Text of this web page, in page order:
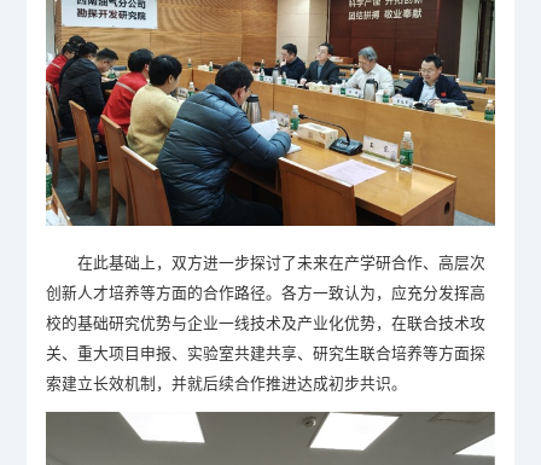
在此基础上，双方进一步探讨了未来在产学研合作、高层次
创新人才培养等方面的合作路径。各方一致认为，应充分发挥高
校的基础研究优势与企业一线技术及产业化优势，在联合技术攻
关、重大项目申报、实验室共建共享、研究生联合培养等方面探
索建立长效机制，并就后续合作推进达成初步共识。